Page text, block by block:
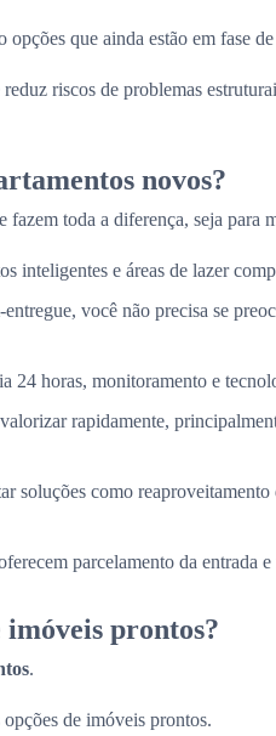
que ainda estão em fase
riscos de problemas
novos?
fazem toda a diferença, seja para
inteligentes e áreas de lazer
você não precisa se
24 horas, monitoramento e
rapidamente,
soluções como
parcelamento da entrada
prontos?
.
opções de imóveis prontos.